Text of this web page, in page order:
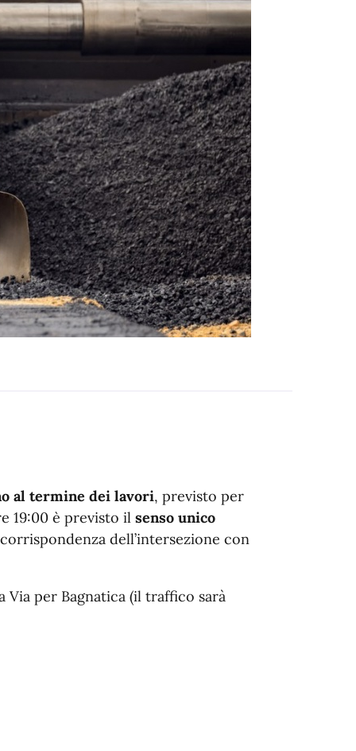
al termine dei lavori, previsto per
19:00 è previsto il senso unico
dell’intersezione con
Via per Bagnatica(il traffico sarà